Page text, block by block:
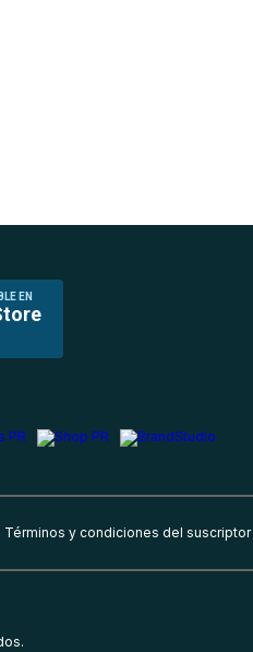
EN
Términos y condiciones del suscriptor